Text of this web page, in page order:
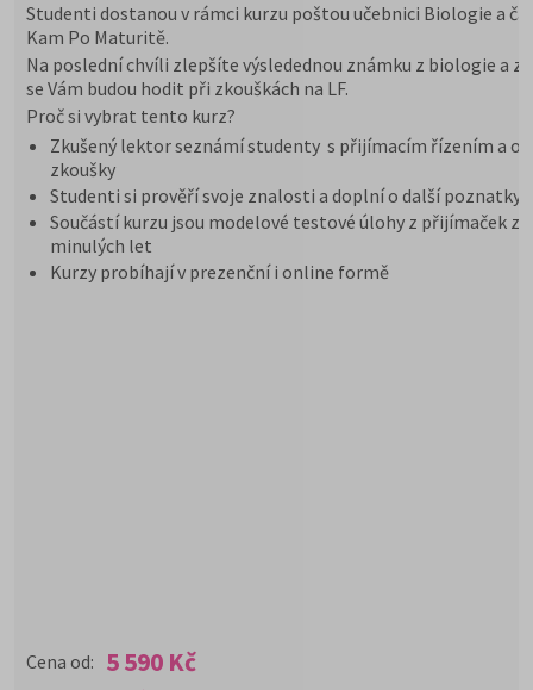
Studenti dostanou v rámci kurzu poštou učebnici Biologie a
Kam Po Maturitě.
Na poslední chvíli zlepšíte výsledednou známku z biologie a
se Vám budou hodit při zkouškách na LF.
Proč si vybrat tento kurz?
Zkušený lektor seznámí studenty s přijímacím řízením a
zkoušky
Studenti si prověří svoje znalosti a doplní o další poznatky
Součástí kurzu jsou modelové testové úlohy z přijímaček z
minulých let
Kurzy probíhají v prezenční i online formě
Cena od: 5 590 Kč